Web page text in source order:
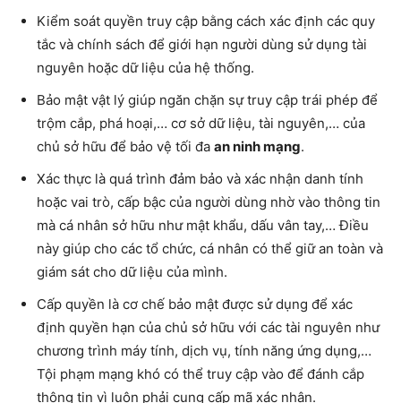
Kiểm soát quyền truy cập bằng cách xác định các quy
tắc và chính sách để giới hạn người dùng sử dụng tài
nguyên hoặc dữ liệu của hệ thống.
Bảo mật vật lý giúp ngăn chặn sự truy cập trái phép để
trộm cắp, phá hoại,… cơ sở dữ liệu, tài nguyên,… của
chủ sở hữu để bảo vệ tối đa an ninh mạng.
Xác thực là quá trình đảm bảo và xác nhận danh tính
hoặc vai trò, cấp bậc của người dùng nhờ vào thông tin
mà cá nhân sở hữu như mật khẩu, dấu vân tay,… Điều
này giúp cho các tổ chức, cá nhân có thể giữ an toàn và
giám sát cho dữ liệu của mình.
Cấp quyền là cơ chế bảo mật được sử dụng để xác
định quyền hạn của chủ sở hữu với các tài nguyên như
chương trình máy tính, dịch vụ, tính năng ứng dụng,…
Tội phạm mạng khó có thể truy cập vào để đánh cắp
thông tin vì luôn phải cung cấp mã xác nhận.